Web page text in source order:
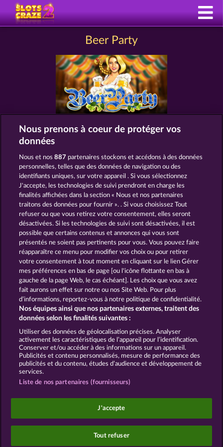
Beer Party
MACHINES À SOUS COMME BEER
PARTY
SNEGUROCHKA HALLOW REELS
CGU Charte de confidentialité
Mentions légales Société FAQ
Facebook
Envoyer la demande de rétractation
Les jeux de casino sociaux sont prévus uniquement
à des fins de divertissement et n'ont absolument
jeux avec de l'argent réel.
©2026 Whow Games GmbH
Nous prenons à coeur de protéger vos
données
Nous et nos887 partenaires stockons et accédons à des données
personnelles, telles que des données de navigation ou des
identifiants uniques, sur votre appareil . Si vous sélectionnez
J'accepte, les technologies de suivi prendront en charge les
finalités affichées dans la section « Nous et nos partenaires
traitons des données pour fournir ». . Si vous choisissez Tout
refuser ou que vous retirez votre consentement, elles seront
désactivées. Si les technologies de suivi sont désactivées, il est
possible que certains contenus et annonces qui vous sont
présentés ne soient pas pertinents pour vous. Vous pouvez faire
réapparaître ce menu pour modifier vos choix ou pour retirer
votre consentement à tout moment en cliquant sur le lien Gérer
mes préférences en bas de page [ou l'icône flottante en bas à
gauche de la page Web, le cas échéant]. Les choix que vous avez
fait aurons un effet sur notre ou nos Site Web. Pour plus
d’informations, reportez-vous à notre politique de confidentialité.
Nos équipes ainsi que nos partenaires externes, traitent des
données selon les finalités suivantes :
Utiliser des données de géolocalisation précises. Analyser
activement les caractéristiques de l’appareil pour l’identification.
Conserver et/ou accéder à des informations sur un appareil.
Publicités et contenu personnalisés, mesure de performance des
publicités et du contenu, études d’audience et développement de
services.
Liste de nos partenaires (fournisseurs)
J'accepte
Tout refuser